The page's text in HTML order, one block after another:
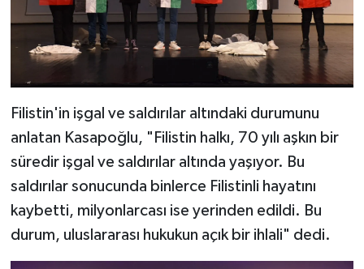
Filistin'in işgal ve saldırılar altındaki durumunu
anlatan Kasapoğlu, "Filistin halkı, 70 yılı aşkın bir
süredir işgal ve saldırılar altında yaşıyor. Bu
saldırılar sonucunda binlerce Filistinli hayatını
kaybetti, milyonlarcası ise yerinden edildi. Bu
durum, uluslararası hukukun açık bir ihlali" dedi.